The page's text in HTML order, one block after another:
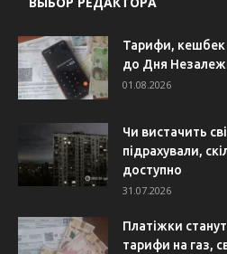
Тарифи, кешбек
до Дня
01.08.2026
Чи вистачить
підрахували,
доступно
31.07.2026
Платіжки
тарифи на газ,